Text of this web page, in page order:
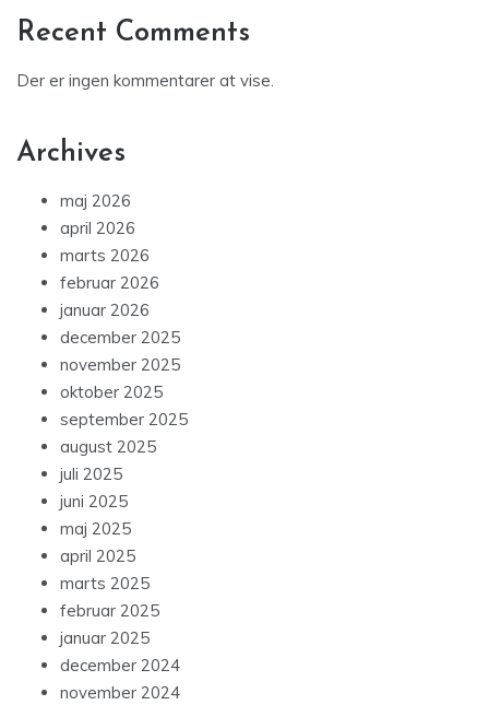
Recent Comments
Der er ingen kommentarer at vise.
Archives
maj 2026
april 2026
marts 2026
februar 2026
januar 2026
december 2025
november 2025
oktober 2025
september 2025
august 2025
juli 2025
juni 2025
maj 2025
april 2025
marts 2025
februar 2025
januar 2025
december 2024
november 2024